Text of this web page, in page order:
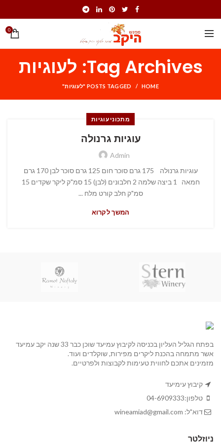
0
Tag Archives: לעוגיות
HOME POSTS TAGGED "לעוגיות"
מתכוני עוגיות
עוגיות גרנולה
Admin
עוגיות גרנולה 175 גרם סוכר חום 125 גרם סוכר לבן 170 גרם
חמאה 1 ביצה שלמה 2 חלבונים (לבן) 15 סמ"ק ליקר שקדים 15
סמ"ק חלב קורט מלח ...
המשך לקרוא
בפתח הגליל העליון בכניסה לקיבוץ עמיעד שוכן כבר 33 שנה יקב עמיעד
אשר מתמחה בהכנת ליקרים מפירות, שוקלדים ועוד.
מזמינים אתכם לחווית טעימות לקבוצות ולפרטיים.
קיבוץ עימיעד
טלפון:04-6909333
דוא"ל: wineamiad@gmail.com
ניוזלטר